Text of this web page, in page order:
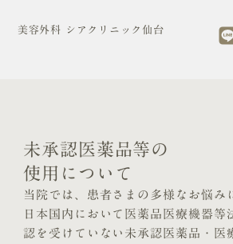
美容外科 シアクリニック仙台
未承認医薬品等の
使用について
当院では、患者さまの多様なお悩み
日本国内において医薬品医療機器等
認を受けていない未承認医薬品・医